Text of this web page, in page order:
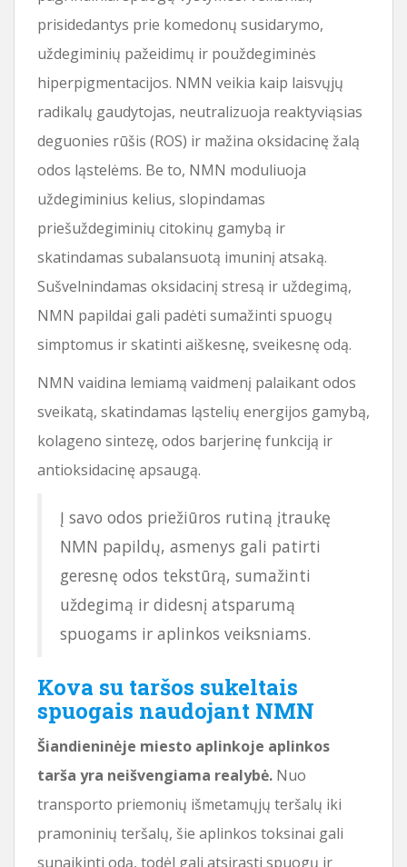
prisidedantys prie komedonų susidarymo,
uždegiminių pažeidimų ir použdegiminės
hiperpigmentacijos. NMN veikia kaip laisvųjų
radikalų gaudytojas, neutralizuoja reaktyviąsias
deguonies rūšis (ROS) ir mažina oksidacinę žalą
odos ląstelėms. Be to, NMN moduliuoja
uždegiminius kelius, slopindamas
priešuždegiminių citokinų gamybą ir
skatindamas subalansuotą imuninį atsaką.
Sušvelnindamas oksidacinį stresą ir uždegimą,
NMN papildai gali padėti sumažinti spuogų
simptomus ir skatinti aiškesnę, sveikesnę odą.
NMN vaidina lemiamą vaidmenį palaikant odos
sveikatą, skatindamas ląstelių energijos gamybą,
kolageno sintezę, odos barjerinę funkciją ir
antioksidacinę apsaugą.
Į savo odos priežiūros rutiną įtraukę
NMN papildų, asmenys gali patirti
geresnę odos tekstūrą, sumažinti
uždegimą ir didesnį atsparumą
spuogams ir aplinkos veiksniams.
Kova su taršos sukeltais
spuogais naudojant NMN
Šiandieninėje miesto aplinkoje aplinkos
tarša yra neišvengiama realybė. Nuo
transporto priemonių išmetamųjų teršalų iki
pramoninių teršalų, šie aplinkos toksinai gali
sunaikinti odą, todėl gali atsirasti spuogų ir